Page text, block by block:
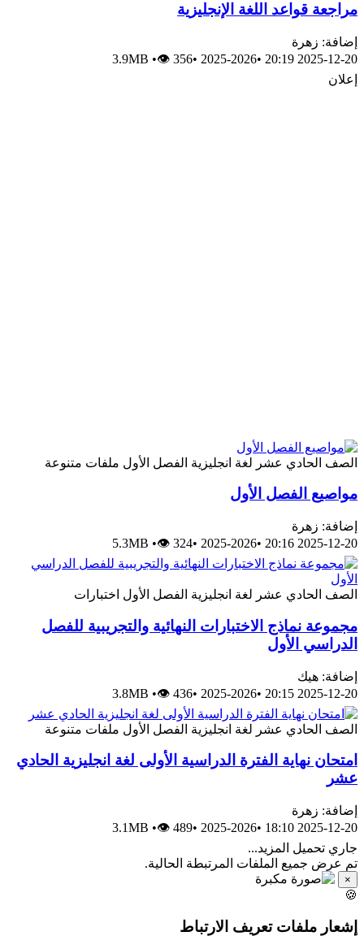
قواعد اللغة الإنجليزية
زهرة
2025-12-20
•
2025-2026
•
3.9MB •👁 356
الحادي عشر لغة انجليزية الفصل الأول ملفات متنوعة
الفصل الأول
زهرة
2025-12-20
•
2025-2026
•
5.3MB •👁 324
الحادي عشر لغة انجليزية الفصل الأول اختبارات
نماذج الاختبارات النهائية والتجريبية للفصل
الأول
هيك
2025-12-20
•
2025-2026
•
3.8MB •👁 436
الحادي عشر لغة انجليزية الفصل الأول ملفات متنوعة
نهاية الفترة الدراسية الأولى لغة انجليزية الحادي
زهرة
2025-12-20
•
2025-2026
•
3.1MB •👁 489
تحميل المزيد...
عرض جميع الملفات المرتبطة الحالية.
ملفات تعريف الارتباط